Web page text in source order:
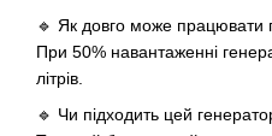
🔹 Як довго може працювати
При 50% навантаженні
літрів.
🔹 Чи підходить цей